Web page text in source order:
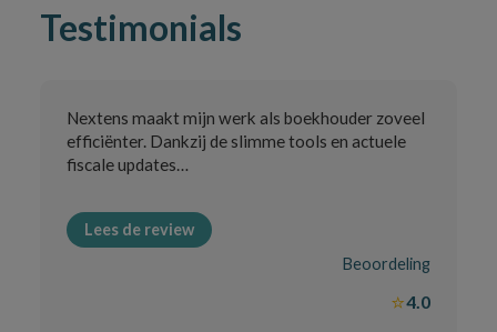
Testimonials
Nextens maakt mijn werk als boekhouder zoveel
efficiënter. Dankzij de slimme tools en actuele
fiscale updates…
Lees de review
Beoordeling
⭐4.0